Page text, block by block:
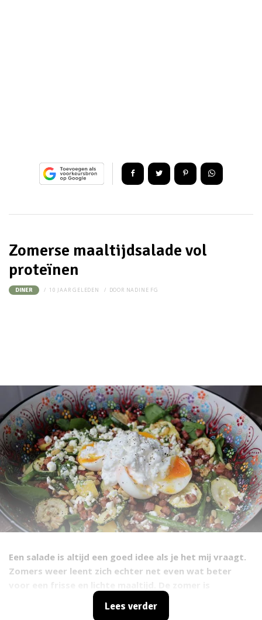
Zomerse maaltijdsalade vol
proteïnen
DINER 10 JAAR GELEDEN DOOR NADINE FG
Een salade is altijd een goed idee als je het mij vraagt.
Zomers weer leent zich echter net even wat beter
misschien even ver te zoeken, maar dat is geen reden
om deze salade pas weer op het weekmenu te zetten
Lees verder